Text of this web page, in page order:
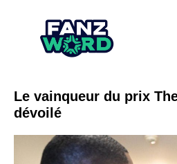
Le vainqueur du prix
dévoilé